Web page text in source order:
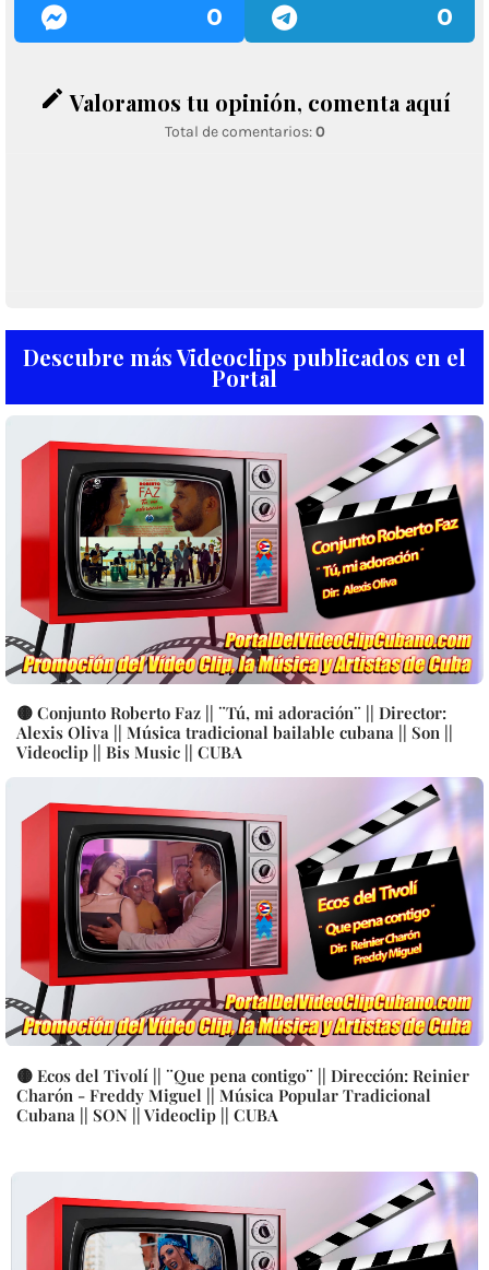
0
0
edit Valoramos tu opinión, comenta aquí
Total de comentarios:0
Descubre más Videoclips publicados en el
Portal
🟡 Conjunto Roberto Faz || ¨Tú, mi adoración¨ || Director:
Alexis Oliva || Música tradicional bailable cubana || Son ||
Videoclip || Bis Music || CUBA
🟡 Ecos del Tivolí || ¨Que pena contigo¨ || Dirección: Reinier
Charón - Freddy Miguel || Música Popular Tradicional
Cubana || SON || Videoclip || CUBA